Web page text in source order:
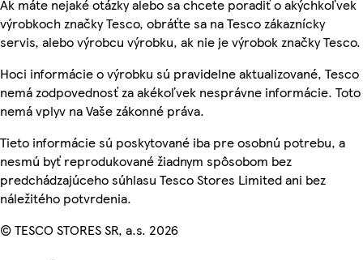
Ak máte nejaké otázky alebo sa chcete poradiť o akýchkoľvek
výrobkoch značky Tesco, obráťte sa na Tesco zákaznícky
servis, alebo výrobcu výrobku, ak nie je výrobok značky Tesco.
Hoci informácie o výrobku sú pravidelne aktualizované, Tesco
nemá zodpovednosť za akékoľvek nesprávne informácie. Toto
nemá vplyv na Vaše zákonné práva.
Tieto informácie sú poskytované iba pre osobnú potrebu, a
nesmú byť reprodukované žiadnym spôsobom bez
predchádzajúceho súhlasu Tesco Stores Limited ani bez
náležitého potvrdenia.
© TESCO STORES SR, a.s. 2026